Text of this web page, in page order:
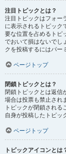
注目トピックとは？
注目トピックはフォー
に表示されるトピック
要な位置を占めるトピ
でおいて損はないでし
クを投稿するにはパー
ページトップ
閉鎖トピックとは？
閉鎖トピックとは返信
場合は投票も禁止され
トピックが閉鎖され
自身が投稿したトピッ
ページトップ
トピックアイコンとは